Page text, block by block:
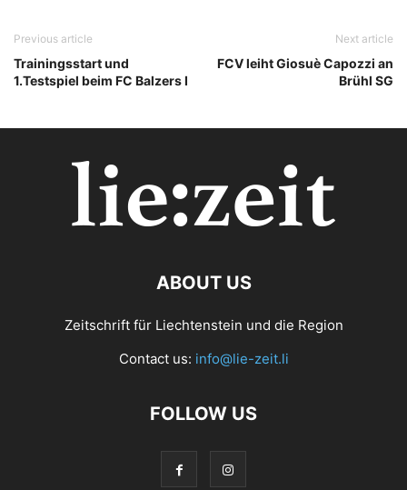
Previous article
Trainingsstart und
1.Testspiel beim FC Balzers I
Next article
FCV leiht Giosuè Capozzi an
Brühl SG
ABOUT US
Zeitschrift für Liechtenstein und die Region
Contact us: info@lie-zeit.li
FOLLOW US